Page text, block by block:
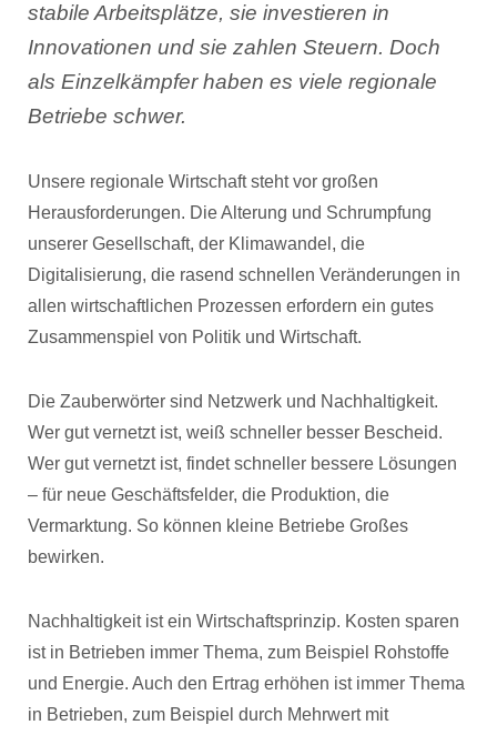
stabile Arbeitsplätze, sie investieren in
Innovationen und sie zahlen Steuern. Doch
als Einzelkämpfer haben es viele regionale
Betriebe schwer.
Unsere regionale Wirtschaft steht vor großen
Herausforderungen. Die Alterung und Schrumpfung
unserer Gesellschaft, der Klimawandel, die
Digitalisierung, die rasend schnellen Veränderungen in
allen wirtschaftlichen Prozessen erfordern ein gutes
Zusammenspiel von Politik und Wirtschaft.
Die Zauberwörter sind Netzwerk und Nachhaltigkeit.
Wer gut vernetzt ist, weiß schneller besser Bescheid.
Wer gut vernetzt ist, findet schneller bessere Lösungen
– für neue Geschäftsfelder, die Produktion, die
Vermarktung. So können kleine Betriebe Großes
bewirken.
Nachhaltigkeit ist ein Wirtschaftsprinzip. Kosten sparen
ist in Betrieben immer Thema, zum Beispiel Rohstoffe
und Energie. Auch den Ertrag erhöhen ist immer Thema
in Betrieben, zum Beispiel durch Mehrwert mit